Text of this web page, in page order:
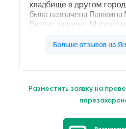
Разместить заявку на